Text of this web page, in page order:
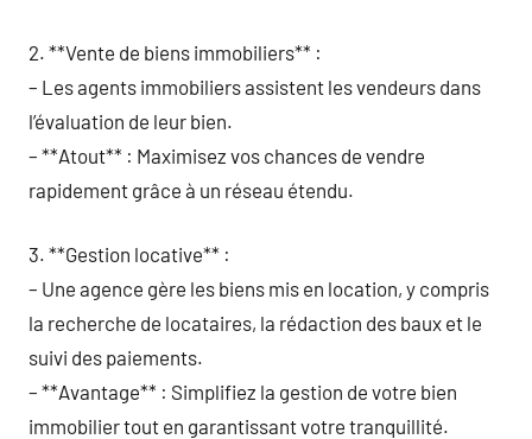
2. **Vente de biens immobiliers** :
– Les agents immobiliers assistent les vendeurs dans
l’évaluation de leur bien.
– **Atout** : Maximisez vos chances de vendre
rapidement grâce à un réseau étendu.
3. **Gestion locative** :
– Une agence gère les biens mis en location, y compris
la recherche de locataires, la rédaction des baux et le
suivi des paiements.
– **Avantage** : Simplifiez la gestion de votre bien
immobilier tout en garantissant votre tranquillité.